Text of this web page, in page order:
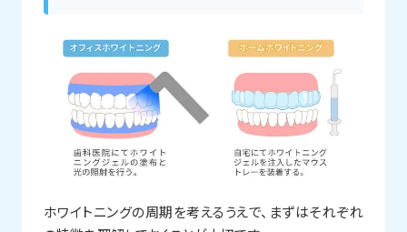
ホワイトニングの周期を考えるうえで、まずはそれぞれ